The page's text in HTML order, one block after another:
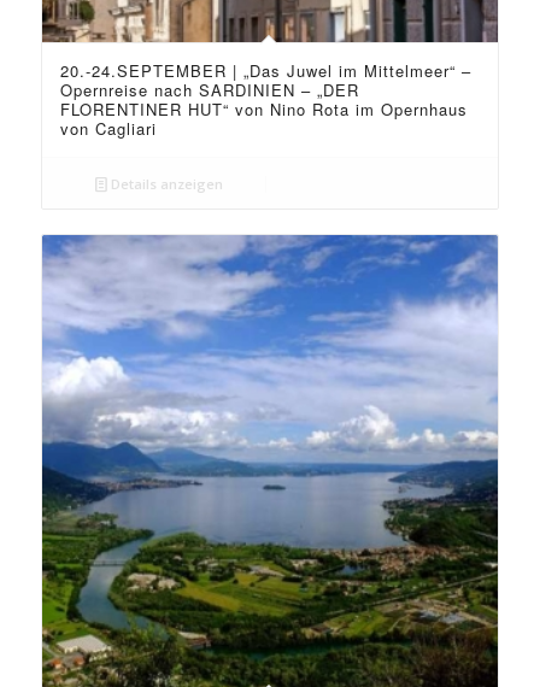
20.-24.SEPTEMBER | „Das Juwel im Mittelmeer“ –
Opernreise nach SARDINIEN – „DER
FLORENTINER HUT“ von Nino Rota im Opernhaus
von Cagliari
Details anzeigen